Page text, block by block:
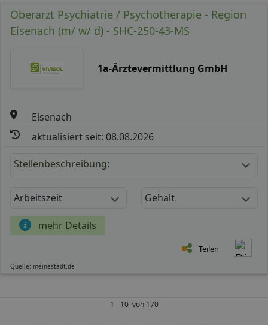
Oberarzt Psychiatrie / Psychotherapie - Region
Eisenach (m/ w/ d) - SHC-250-43-MS
1a-Ärztevermittlung GmbH
Eisenach
aktualisiert seit: 08.08.2026
Stellenbeschreibung:
Arbeitszeit Gehalt
mehr Details
Teilen
Quelle: meinestadt.de
1 - 10 von 170